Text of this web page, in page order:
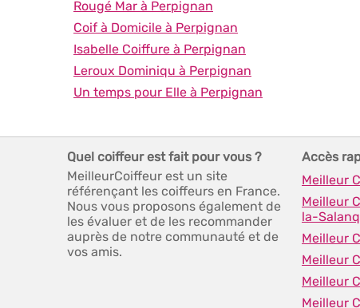
Rougé Mar à Perpignan
Coif à Domicile à Perpignan
Isabelle Coiffure à Perpignan
Leroux Dominiqu à Perpignan
Un temps pour Elle à Perpignan
Quel coiffeur est fait pour vous ?
MeilleurCoiffeur est un site
référençant les coiffeurs en France.
Nous vous proposons également de
les évaluer et de les recommander
auprès de notre communauté et de
vos amis.
Accès
Meilleur
Meilleur
la-
Meilleur
Meilleur
Meilleur
Meilleur